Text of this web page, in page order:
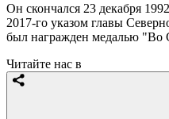
Он скончался 23 декабря
2017-го указом главы
был награжден медалью "Во
Читайте нас в